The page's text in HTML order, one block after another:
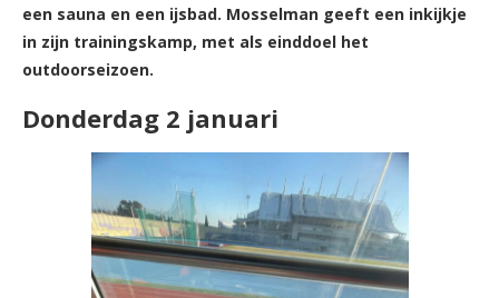
een sauna en een ijsbad. Mosselman geeft een inkijkje
in zijn trainingskamp, met als einddoel het
outdoorseizoen.
Donderdag 2 januari